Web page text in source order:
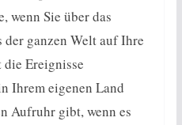
wenn Sie über das
der ganzen Welt auf Ihre
Ereignisse
Ihrem eigenen Land
Aufruhr gibt, wenn es